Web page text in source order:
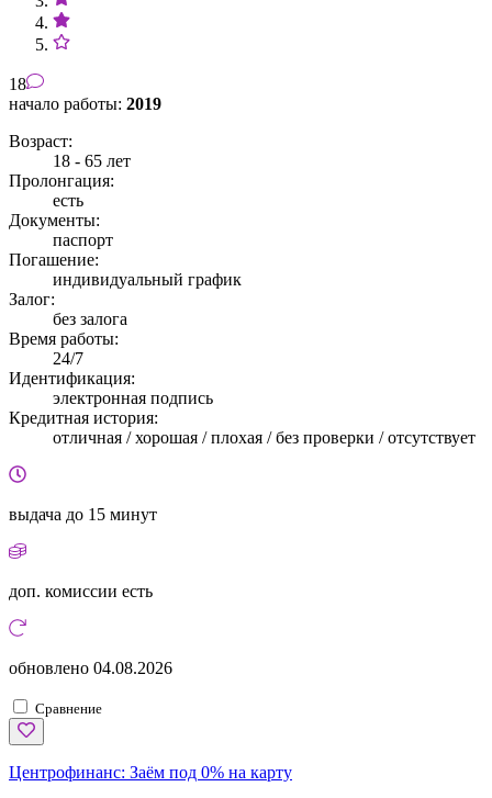
18
начало работы: 2019
Возраст:
18 - 65 лет
Пролонгация:
есть
Документы:
паспорт
Погашение:
индивидуальный график
Залог:
без залога
Время работы:
24/7
Идентификация:
электронная подпись
Кредитная история:
отличная / хорошая / плохая / без проверки / отсутствует
выдача до 15 минут
доп. комиссии есть
обновлено 04.08.2026
Сравнение
Центрофинанс: Заём под 0% на карту